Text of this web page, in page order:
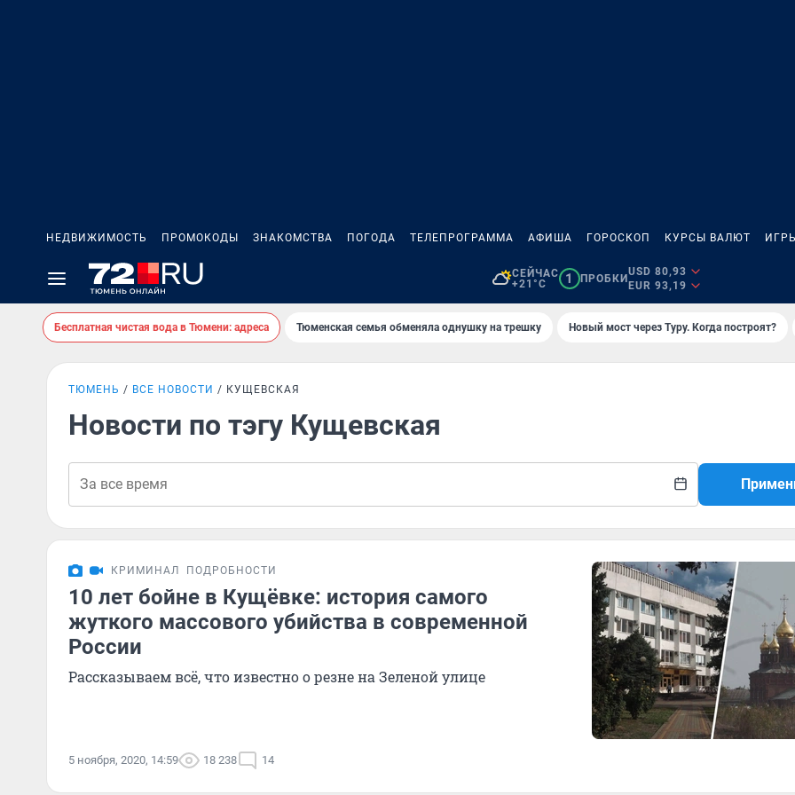
НЕДВИЖИМОСТЬ ПРОМОКОДЫ ЗНАКОМСТВА ПОГОДА ТЕЛЕПРОГРАММА АФИША ГОРОСКОП КУРСЫ ВАЛЮТ
СЕЙЧАС
+21°C
1 ПРОБКИ
USD 80,93
EUR 93,19
Бесплатная чистая вода в Тюмени: адреса Тюменская семья обменяла однушку на трешку Новый мост через Туру. Когда построят?
ТЮМЕНЬ ВСЕ НОВОСТИ КУЩЕВСКАЯ
Новости по тэгу Кущевская
КРИМИНАЛ ПОДРОБНОСТИ
10 лет бойне в Кущёвке: история самого
жуткого массового убийства в современной
России
Рассказываем всё, что известно о резне на Зеленой улице
5 ноября, 2020, 14:59 18 238 14